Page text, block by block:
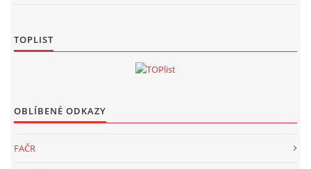
TOPLIST
OBLÍBENÉ ODKAZY
FAČR